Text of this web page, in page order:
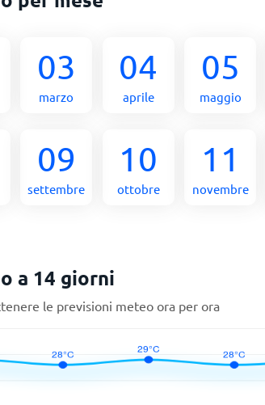
03
marzo
04
aprile
05
maggio
09
settembre
10
ottobre
11
novembre
a 14 giorni
le previsioni meteo ora per ora